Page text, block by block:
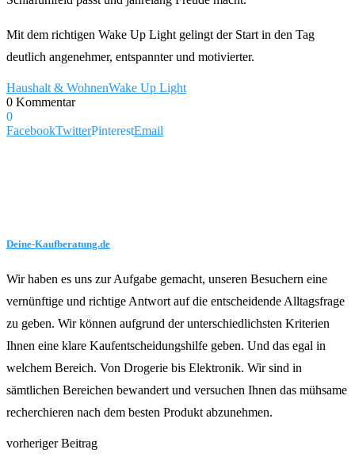
Mit dem richtigen Wake Up Light gelingt der Start in den Tag
deutlich angenehmer, entspannter und motivierter.
Haushalt & WohnenWake Up Light
0 Kommentar
0
FacebookTwitterPinterestEmail
Deine-Kaufberatung.de
Wir haben es uns zur Aufgabe gemacht, unseren Besuchern eine
vernünftige und richtige Antwort auf die entscheidende Alltagsfrage
zu geben. Wir können aufgrund der unterschiedlichsten Kriterien
Ihnen eine klare Kaufentscheidungshilfe geben. Und das egal in
welchem Bereich. Von Drogerie bis Elektronik. Wir sind in
sämtlichen Bereichen bewandert und versuchen Ihnen das mühsame
recherchieren nach dem besten Produkt abzunehmen.
vorheriger Beitrag